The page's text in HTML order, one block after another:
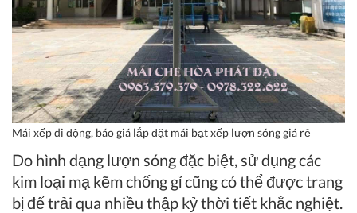
Mái xếp di động, báo giá lắp đặt mái bạt xếp lượn sóng giá rẻ
Do hình dạng lượn sóng đặc biệt, sử dụng các
kim loại mạ kẽm chống gỉ cũng có thể được trang
bị để trải qua nhiều thập kỷ thời tiết khắc nghiệt.